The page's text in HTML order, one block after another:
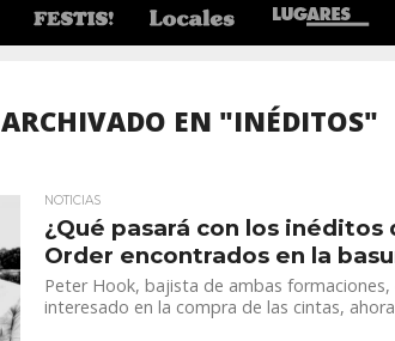
ARCHIVADO EN "INÉDITOS"
NOTICIAS
¿Qué pasará con los
Order encontrados en la
Peter Hook, bajista de ambas
interesado en la compra de las cintas,